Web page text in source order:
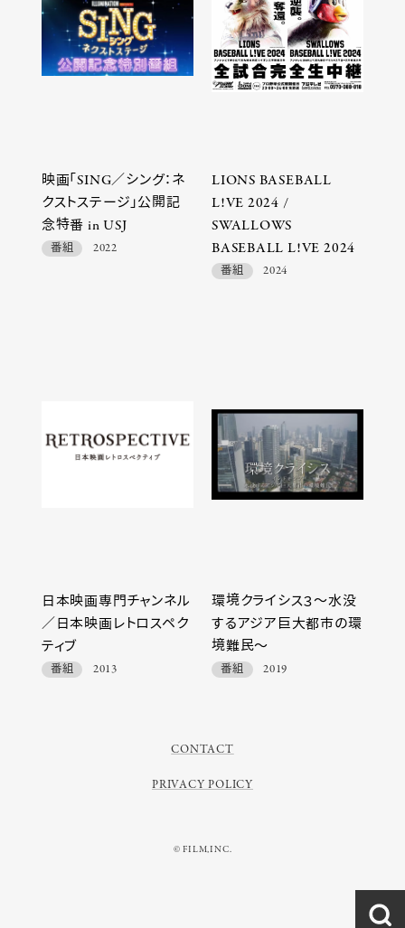
映画「SING／シング：ネ
クストステージ」公開記
念特番 in USJ
番組 2022
LIONS BASEBALL
L!VE 2024 /
SWALLOWS
BASEBALL L!VE 2024
番組 2024
日本映画専門チャンネル
／日本映画レトロスペク
ティブ
番組 2013
環境クライシス３～水没
するアジア巨大都市の環
境難民～
番組 2019
CONTACT
PRIVACY POLICY
© FILM,INC.